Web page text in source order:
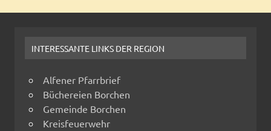
INTERESSANTE LINKS DER REGION
Alfener Pfarrbrief
Büchereien Borchen
Gemeinde Borchen
Kreisfeuerwehr